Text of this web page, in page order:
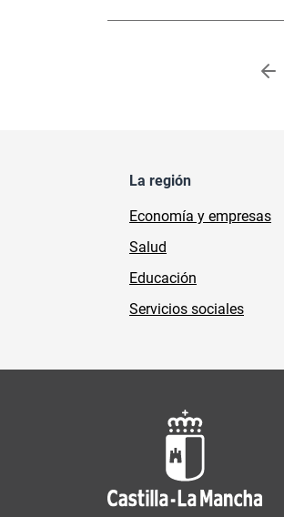
La región
Economía y empresas
Salud
Educación
Servicios sociales